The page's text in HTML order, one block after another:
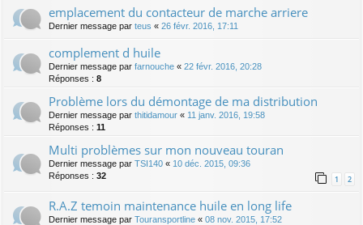
emplacement du contacteur de marche arriere
Dernier message par teus « 26 févr. 2016, 17:11
complement d huile
Dernier message par farnouche « 22 févr. 2016, 20:28
Réponses : 8
Problème lors du démontage de ma distribution
Dernier message par thitidamour « 11 janv. 2016, 19:58
Réponses : 11
Multi problèmes sur mon nouveau touran
Dernier message par TSI140 « 10 déc. 2015, 09:36
Réponses : 32 1 2
R.A.Z temoin maintenance huile en long life
Dernier message par Touransportline « 08 nov. 2015, 17:52